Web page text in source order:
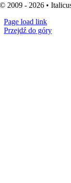
© 2009 - 2026 •
Page load link
Przejdź do góry